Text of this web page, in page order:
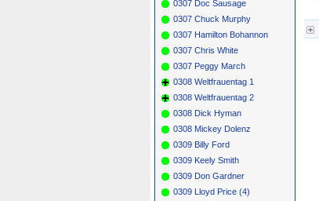
0307 Doc Sausage
0307 Chuck Murphy
0307 Hamilton Bohannon
0307 Chris White
0307 Peggy March
0308 Weltfrauentag 1
0308 Weltfrauentag 2
0308 Dick Hyman
0308 Mickey Dolenz
0309 Billy Ford
0309 Keely Smith
0309 Don Gardner
0309 Lloyd Price (4)